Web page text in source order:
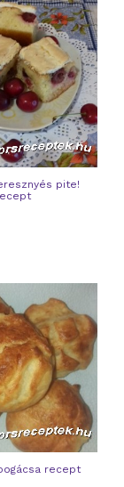
pite!
recept